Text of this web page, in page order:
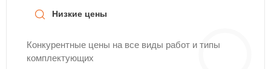
Низкие цены
Конкурентные цены на все виды работ и типы
комплектующих